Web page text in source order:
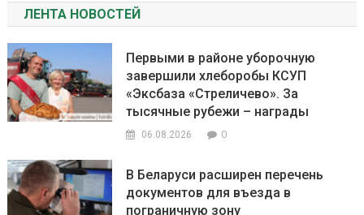
ЛЕНТА НОВОСТЕЙ
Первыми в районе уборочную
завершили хлеборобы КСУП
«Эксбаза «Стреличево». За
тысячные рубежи – награды
06.08.2026 0
В Беларуси расширен перечень
документов для въезда в
пограничную зону